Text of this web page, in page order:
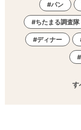
パン
ちたまる調査隊
ディナー
す